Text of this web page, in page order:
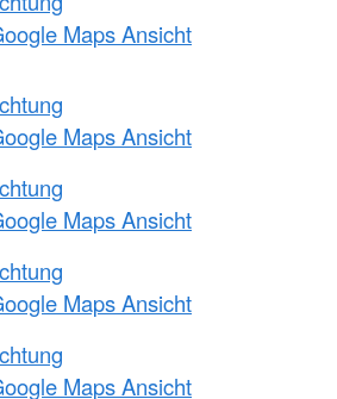
Maps Ansicht
Maps Ansicht
Maps Ansicht
Maps Ansicht
Maps Ansicht